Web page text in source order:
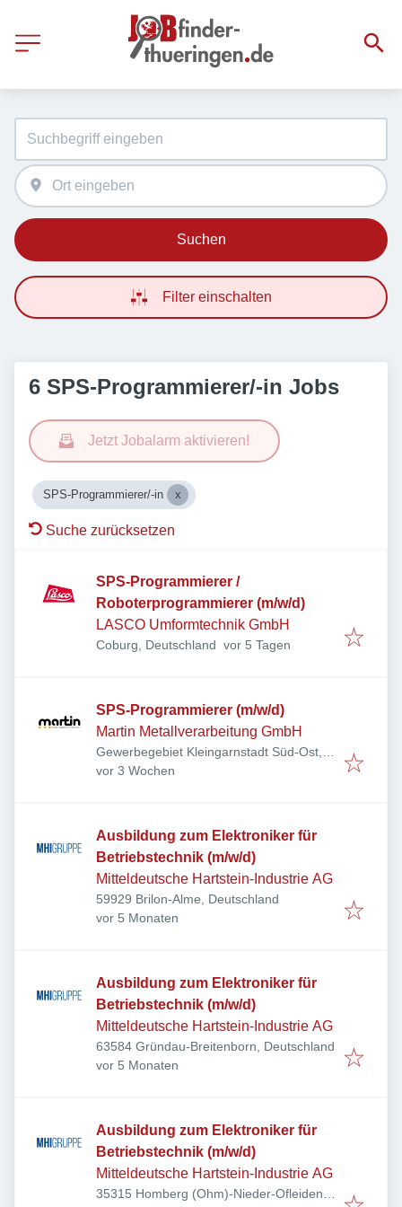
Suchen
Filter einschalten
6 SPS-Programmierer/-in Jobs
Jetzt Jobalarm aktivieren!
SPS-Programmierer/-in
Suche zurücksetzen
SPS-Programmierer /
Roboterprogrammierer (m/w/d)
LASCO Umformtechnik GmbH
Coburg, Deutschland Veröffentlicht
vor 5 Tagen
SPS-Programmierer (m/w/d)
Martin Metallverarbeitung GmbH
Gewerbegebiet Kleingarnstadt Süd-Ost,
Am Hummelsberg 6, 96237 Ebersdorf bei
Veröffentlicht:
vor 3 Wochen
Ausbildung zum Elektroniker für
Betriebstechnik (m/w/d)
Mitteldeutsche Hartstein-Industrie AG
59929 Brilon-Alme, Deutschland
Veröffentlicht:
vor 5 Monaten
Ausbildung zum Elektroniker für
Betriebstechnik (m/w/d)
Mitteldeutsche Hartstein-Industrie AG
63584 Gründau-Breitenborn, Deutschland
Veröffentlicht:
vor 5 Monaten
Ausbildung zum Elektroniker für
Betriebstechnik (m/w/d)
Mitteldeutsche Hartstein-Industrie AG
35315 Homberg (Ohm)-Nieder-Ofleiden,